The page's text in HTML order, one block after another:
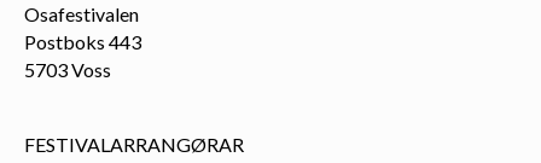
Osafestivalen
Postboks 443
5703 Voss
FESTIVALARRANGØRAR